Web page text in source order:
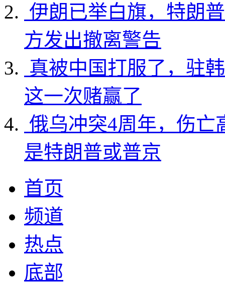
伊朗已举白旗，特朗
方发出撤离警告
真被中国打服了，驻
这一次赌赢了
俄乌冲突4周年，伤亡
是特朗普或普京
首页
频道
热点
底部